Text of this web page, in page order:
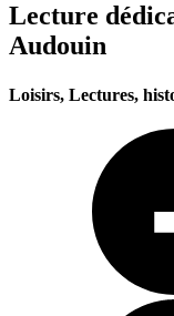
Lecture
Audouin
Loisirs, Lectures,